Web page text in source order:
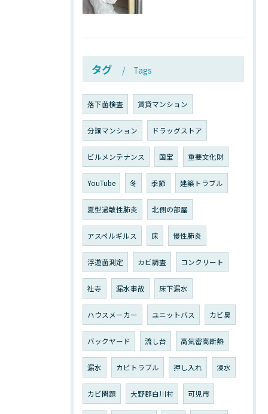
タグ Tags
落下菌検査 賃貸マンション
分譲マンション ドラッグストア
ビルメンテナンス 国宝 重要文化財
YouTube 冬 季節 建築トラブル
夏型過敏性肺炎 北側の部屋
アスペルギルス 床 慢性肺炎
浮遊菌測定 カビ調査 コンクリート
社寺 漏水事故 床下漏水
ハウスメーカー ユニットバス カビ臭
バックヤード 流し台 高気密高断熱
漏水 カビトラブル 押し入れ 浸水
カビ問題 大野郡白川村 可児市